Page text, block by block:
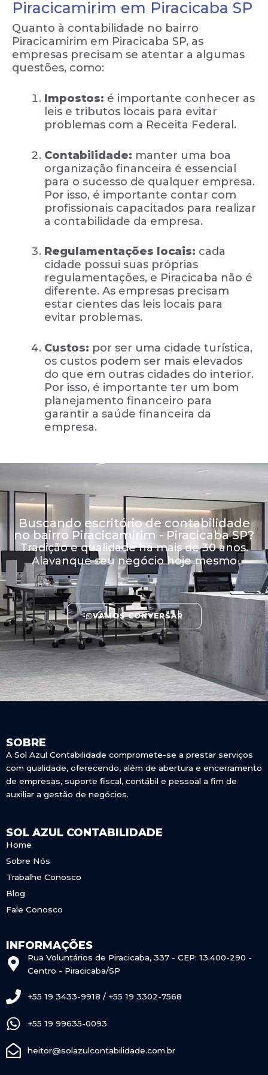
Piracicamirim em Piracicaba SP
Quanto à contabilidade no bairro
Piracicamirim em Piracicaba SP, as
empresas precisam se atentar a algumas
questões, como:
Impostos: é importante conhecer as
leis e tributos locais para evitar
problemas com a Receita Federal.
Contabilidade: manter uma boa
organização financeira é essencial
para o sucesso de qualquer empresa.
Por isso, é importante contar com
profissionais capacitados para realizar
a contabilidade da empresa.
Regulamentações locais: cada
cidade possui suas próprias
regulamentações, e Piracicaba não é
diferente. As empresas precisam
estar cientes das leis locais para
evitar problemas.
Custos: por ser uma cidade turística,
os custos podem ser mais elevados
do que em outras cidades do interior.
Por isso, é importante ter um bom
planejamento financeiro para
garantir a saúde financeira da
empresa.
Buscando escritório de contabilidade
no bairro Piracicamirim - Piracicaba SP?
Tradição e qualidade há mais de 30 anos.
Alavanque seu negócio hoje mesmo
VAMOS CONVERSAR
SOBRE
A Sol Azul Contabilidade compromete-se a prestar serviços
com qualidade, oferecendo, além de abertura e encerramento
de empresas, suporte fiscal, contábil e pessoal a fim de
auxiliar a gestão de negócios.
SOL AZUL CONTABILIDADE
Home
Sobre Nós
Trabalhe Conosco
Blog
Fale Conosco
INFORMAÇÕES
Rua Voluntários de Piracicaba, 337 - CEP: 13.400-290 -
Centro - Piracicaba/SP
+55 19 3433-9918 / +55 19 3302-7568
+55 19 99635-0093
heitor@solazulcontabilidade.com.br